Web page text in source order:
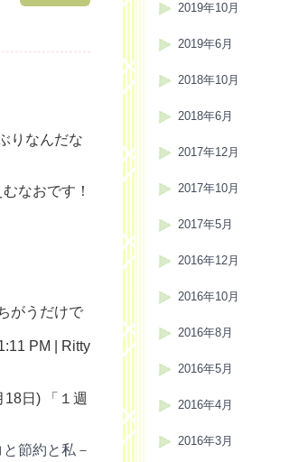
りなんだな
なおです！
がうだけで
PM | Ritty
日) 「１週
節約と私－
2019年10月
2019年6月
2018年10月
2018年6月
2017年12月
2017年10月
2017年5月
2016年12月
2016年10月
2016年8月
2016年5月
2016年4月
2016年3月